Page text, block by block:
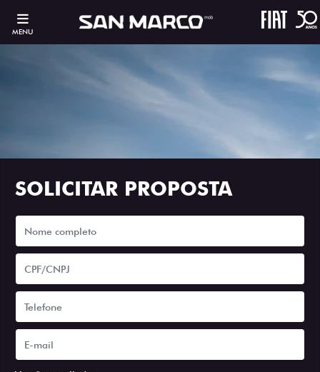
MENU
SOLICITAR PROPOSTA